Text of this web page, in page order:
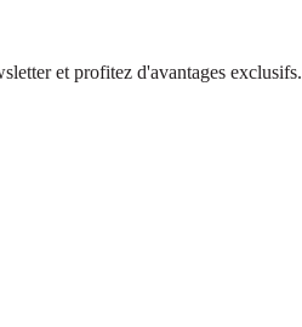
et profitez d'avantages exclusifs.